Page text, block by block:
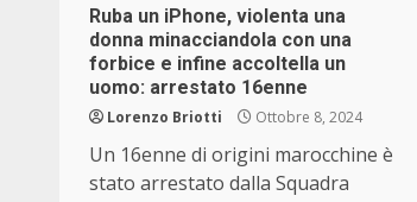
Ruba un iPhone, violenta una
donna minacciandola con una
forbice e infine accoltella un
uomo: arrestato 16enne
Lorenzo Briotti Ottobre 8, 2024
Un 16enne di origini marocchine è
stato arrestato dalla Squadra